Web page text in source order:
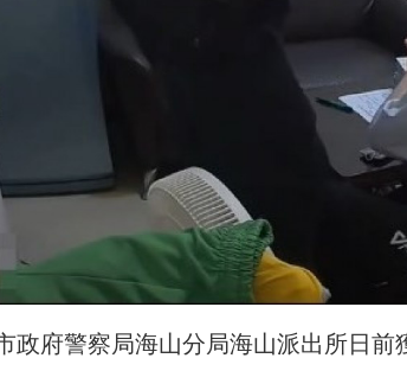
政府警察局海山分局海山派出所日